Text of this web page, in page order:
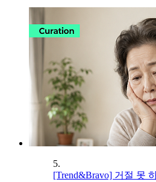
5.
[Trend&Bravo] 거절 못